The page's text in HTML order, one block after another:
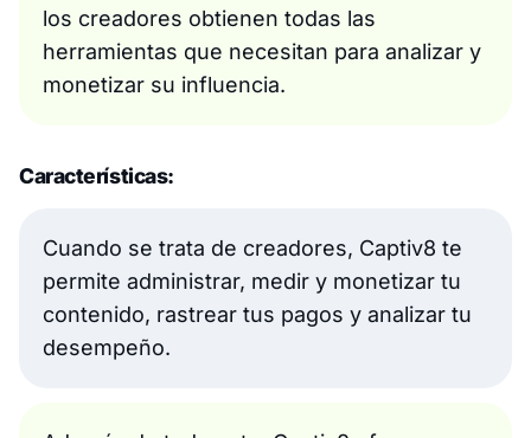
los creadores obtienen todas las
herramientas que necesitan para analizar y
monetizar su influencia.
Características:
Cuando se trata de creadores, Captiv8 te
permite administrar, medir y monetizar tu
contenido, rastrear tus pagos y analizar tu
desempeño.